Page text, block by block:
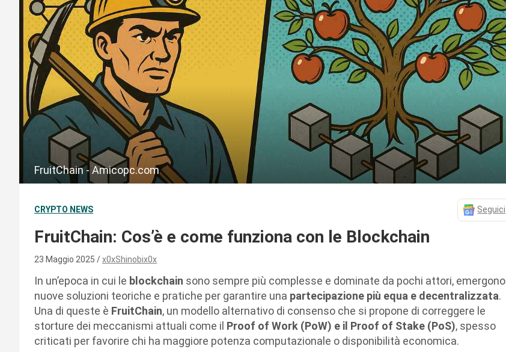
FruitChain - Amicopc.com
CRYPTO NEWS Seguici
FruitChain: Cos’è e come funziona con le Blockchain
23 Maggio 2025 x0xShinobix0x
In un’epoca in cui le blockchain sono sempre più complesse e dominate da pochi attori, emergono
nuove soluzioni teoriche e pratiche per garantire una partecipazione più equa e decentralizzata.
Una di queste è FruitChain, un modello alternativo di consenso che si propone di correggere le
storture dei meccanismi attuali come il Proof of Work (PoW) e il Proof of Stake (PoS), spesso
criticati per favorire chi ha maggiore potenza computazionale o disponibilità economica.